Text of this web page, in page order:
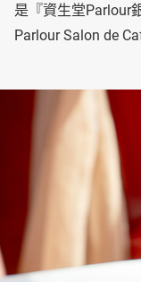
是『資生堂Parlour
Parlour Salon de